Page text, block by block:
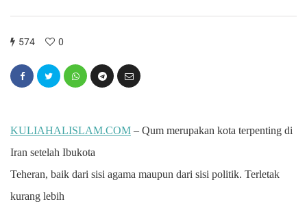
574 0
KULIAHALISLAM.COM – Qum merupakan kota terpenting di
Iran setelah Ibukota
Teheran, baik dari sisi agama maupun dari sisi politik. Terletak
kurang lebih